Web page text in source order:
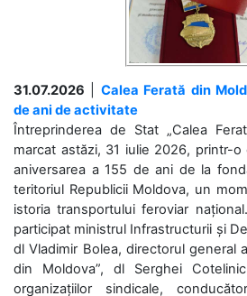
31.07.2026
Calea Ferată din
de ani de activitate
Întreprinderea de Stat „Calea
marcat astăzi, 31 iulie 2026, printr-
aniversarea a 155 de ani de la
teritoriul Republicii Moldova, un
istoria transportului feroviar
participat ministrul Infrastructurii și
dl Vladimir Bolea, directorul general
din Moldova”, dl Serghei
organizațiilor sindicale,